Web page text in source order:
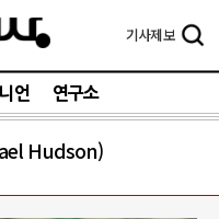
기사제보
언 연구소
Hudson)